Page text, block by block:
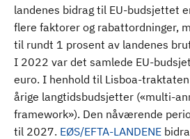
landenes bidrag til EU-budsjettet
flere faktorer og rabattordninger,
til rundt 1 prosent av landenes
I 2022 var det samlede EU-
euro. I henhold til Lisboa-
årige langtidsbudsjetter («multi-
framework»). Den nåværende
til 2027. EØS/EFTA-LANDENE